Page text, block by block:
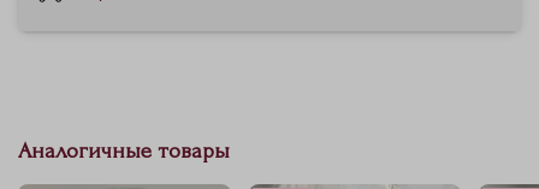
Аналогичные товары